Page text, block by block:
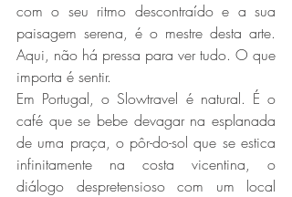
com o seu ritmo descontraído e a sua
paisagem serena, é o mestre desta arte.
Aqui, não há pressa para ver tudo. O que
importa é sentir.
Em Portugal, o Slowtravel é natural. É o
café que se bebe devagar na esplanada
de uma praça, o pôr-do-sol que se estica
infinitamente na costa vicentina, o
diálogo despretensioso com um local